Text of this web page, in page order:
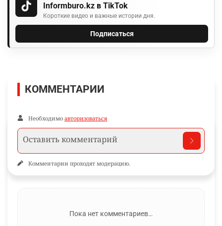
Informburo.kz в TikTok
Короткие видео и важные истории дня.
Подписаться
КОММЕНТАРИИ
Необходимо авторизоваться
Комментарии проходят модерацию.
Пока нет комментариев…